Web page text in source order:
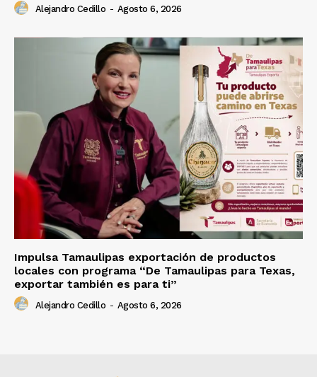
Alejandro Cedillo - Agosto 6, 2026
Impulsa Tamaulipas exportación de productos
locales con programa “De Tamaulipas para Texas,
exportar también es para ti”
Alejandro Cedillo - Agosto 6, 2026